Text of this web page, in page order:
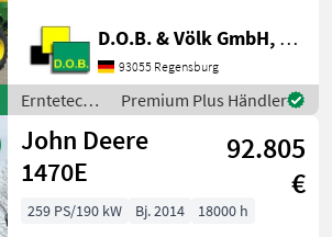
Ertragsmessung-GPS,
Kabine, Klimaanlage,
Strohhäcksler Bereifung
vorne optional: Reifen nach
Wahl oder Ketten m
D.O.B. & Völk GmbH, Filiale Regensburg
93055 Regensburg
Erntetechnik
Ackerbau /
John Deere
Premium Plus Händler
John Deere
1470E
92.805
€
259 PS/190 kW Bj. 2014
18000 h